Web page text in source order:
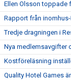
Ellen Olsson toppade
Rapport från
Tredje dragningen i
Nya medlemsavgifter
Kostföreläsning
Quality Hotel Games